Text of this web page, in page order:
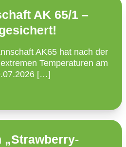
AK 65/1 –
AK65 hat nach der
Tempe­ra­turen am
[…]
„Strawberry-